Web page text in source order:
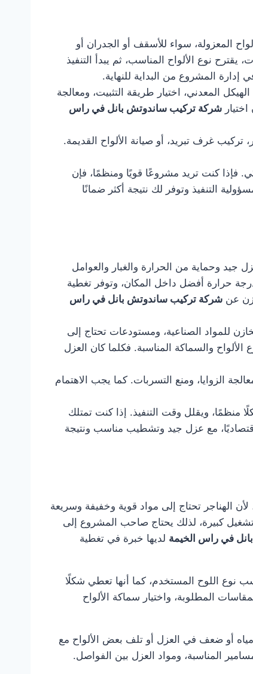
المعزولة، سواء للأسقف أو الجدران أو
نوع الألواح المناسب، ثم يبدأ التنفيذ
إدارة المشروع من البداية للنهاية.
المعدني، اختيار طريقة التثبيت، ومعالجة
شركة تركيب ساندوتش بانل في راس
غرف تبريد، أو صيانة الألواح القديمة.
فإذا كنت تريد مشروعًا قويًا ومنظمًا، فإن
التنفيذ وتوفر لك نتيجة أكثر ضمانًا
جيد وحماية من الحرارة والغبار والعوامل
حرارة أفضل داخل المكان، وتوفر تغطية
عن شركة تركيب ساندوتش بانل في راس
للمواد الصناعية، ومستودعات تحتاج إلى
الألواح والسماكة المناسبة. فكلما كان العزل
الزوايا، ومنع التسربات. كما يجب الاهتمام
ويقلل وقت التنفيذ. إذا كنت تمتلك
مع عزل جيد وتشطيب مناسب ونتيجة
الهناجر تحتاج إلى مواد قوية وخفيفة وسريعة
كبيرة، لذلك يحتاج صاحب المشروع إلى
في راس الخيمة لديها خبرة في تغطية
نوع اللوح المستخدم، كما أنها تعطي شكلًا
المطلوبة، واختيار سماكة الألواح
أو ضعف في العزل أو تلف بعض الألواح مع
المناسبة، ومواد العزل بين الفواصل.